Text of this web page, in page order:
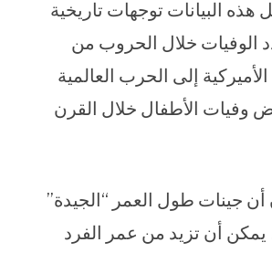
هذه البيانات توجهات تاريخية
الوفيات خلال الحروب من
إلى الحرب العالمية
وفيات الأطفال خلال القرن
أن جينات طول العمر “الجيدة”
أن تزيد من عمر الفرد